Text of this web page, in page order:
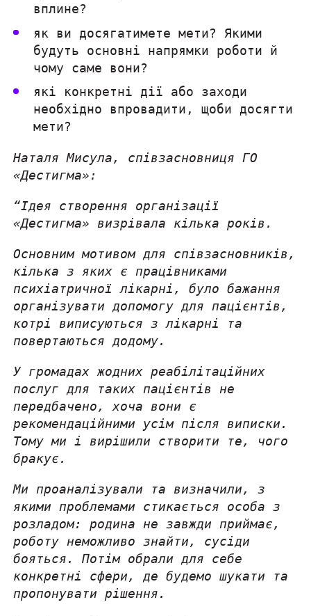
вплине?
як ви досягатимете мети? Якими
будуть основні напрямки роботи й
чому саме вони?
які конкретні дії або заходи
необхідно впровадити, щоби досягти
мети?
Наталя Мисула, співзасновниця ГО
«Дестигма»:
“Ідея створення організації
«Дестигма» визрівала кілька років.
Основним мотивом для співзасновників,
кілька з яких є працівниками
психіатричної лікарні, було бажання
організувати допомогу для пацієнтів,
котрі виписуються з лікарні та
повертаються додому.
У громадах жодних реабілітаційних
послуг для таких пацієнтів не
передбачено, хоча вони є
рекомендаційними усім після виписки.
Тому ми і вирішили створити те, чого
бракує.
Ми проаналізували та визначили, з
якими проблемами стикається особа з
розладом: родина не завжди приймає,
роботу неможливо знайти, сусіди
бояться. Потім обрали для себе
конкретні сфери, де будемо шукати та
пропонувати рішення.